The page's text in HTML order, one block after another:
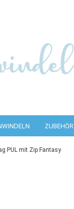
ZUBEHÖR
PUL mit Zip Fantasy